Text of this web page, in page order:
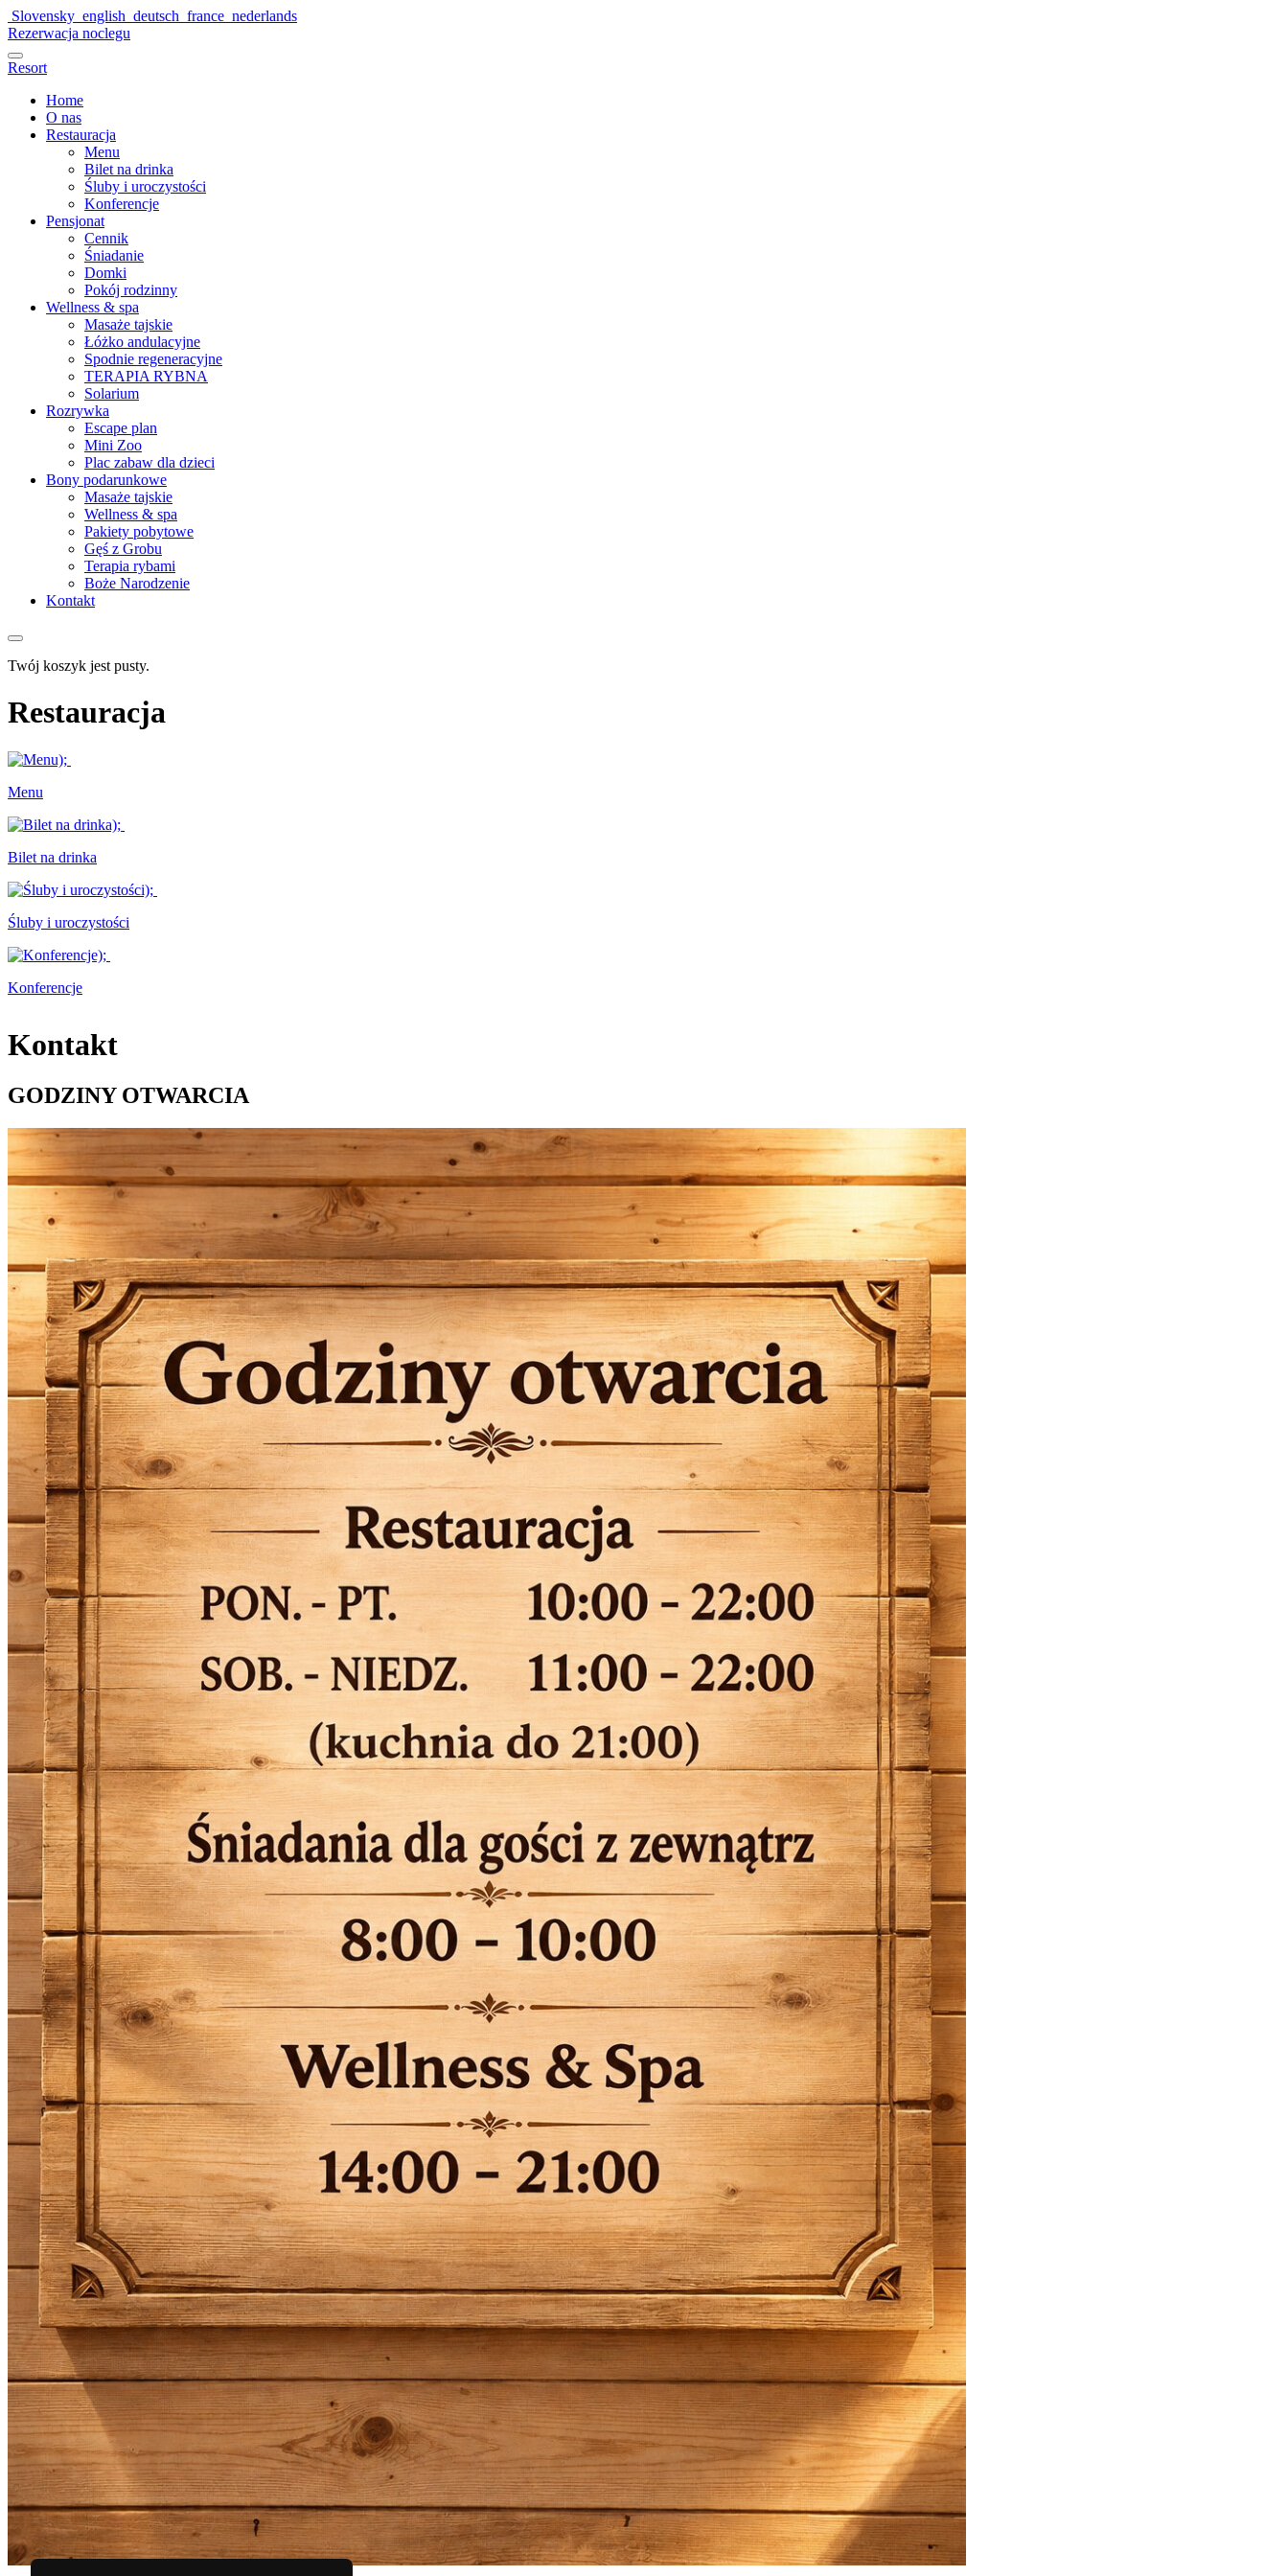
Slovensky english deutsch france nederlands
Rezerwacja noclegu
Resort
Home
O nas
Restauracja
Menu
Bilet na drinka
Śluby i uroczystości
Konferencje
Pensjonat
Cennik
Śniadanie
Domki
Pokój rodzinny
Wellness & spa
Masaże tajskie
Łóżko andulacyjne
Spodnie regeneracyjne
TERAPIA RYBNA
Solarium
Rozrywka
Escape plan
Mini Zoo
Plac zabaw dla dzieci
Bony podarunkowe
Masaże tajskie
Wellness & spa
Pakiety pobytowe
Gęś z Grobu
Terapia rybami
Boże Narodzenie
Kontakt
Twój koszyk jest pusty.
Restauracja
Menu
Bilet na drinka
Śluby i uroczystości
Konferencje
Kontakt
GODZINY OTWARCIA